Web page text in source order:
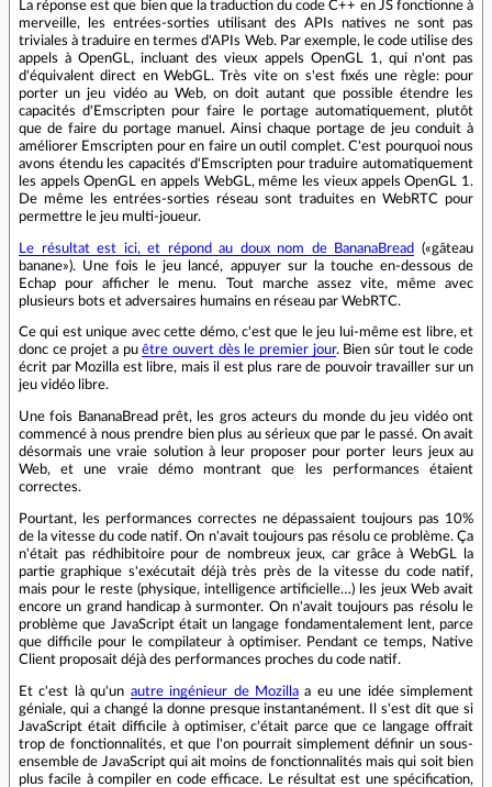
La réponse est que bien que la traduction du code C++ en JS fonctionne à
merveille, les entrées-sorties utilisant des APIs natives ne sont pas
triviales à traduire en termes d'APIs Web. Par exemple, le code utilise des
appels à OpenGL, incluant des vieux appels OpenGL 1, qui n'ont pas
d'équivalent direct en WebGL. Très vite on s'est fixés une règle: pour
porter un jeu vidéo au Web, on doit autant que possible étendre les
capacités d'Emscripten pour faire le portage automatiquement, plutôt
que de faire du portage manuel. Ainsi chaque portage de jeu conduit à
améliorer Emscripten pour en faire un outil complet. C'est pourquoi nous
avons étendu les capacités d'Emscripten pour traduire automatiquement
les appels OpenGL en appels WebGL, même les vieux appels OpenGL 1.
De même les entrées-sorties réseau sont traduites en WebRTC pour
permettre le jeu multi-joueur.
Le résultat est ici, et répond au doux nom de BananaBread
(«gâteau
banane»). Une fois le jeu lancé, appuyer sur la touche en-dessous de
Echap pour afficher le menu. Tout marche assez vite, même avec
plusieurs bots et adversaires humains en réseau par WebRTC.
Ce qui est unique avec cette démo, c'est que le jeu lui-même est libre, et
donc ce projet a puêtre ouvert dès le premier jour. Bien sûr tout le code
écrit par Mozilla est libre, mais il est plus rare de pouvoir travailler sur un
jeu vidéo libre.
Une fois BananaBread prêt, les gros acteurs du monde du jeu vidéo ont
commencé à nous prendre bien plus au sérieux que par le passé. On avait
désormais une vraie solution à leur proposer pour porter leurs jeux au
Web, et une vraie démo montrant que les performances étaient
correctes.
Pourtant, les performances correctes ne dépassaient toujours pas 10%
de la vitesse du code natif. On n'avait toujours pas résolu ce problème. Ça
n'était pas rédhibitoire pour de nombreux jeux, car grâce à WebGL la
partie graphique s'exécutait déjà très près de la vitesse du code natif,
mais pour le reste (physique, intelligence artificielle…) les jeux Web avait
encore un grand handicap à surmonter. On n'avait toujours pas résolu le
problème que JavaScript était un langage fondamentalement lent, parce
que difficile pour le compilateur à optimiser. Pendant ce temps, Native
Client proposait déjà des performances proches du code natif.
Et c'est là qu'un autre ingénieur de Mozillaa eu une idée simplement
géniale, qui a changé la donne presque instantanément. Il s'est dit que si
JavaScript était difficile à optimiser, c'était parce que ce langage offrait
trop de fonctionnalités, et que l'on pourrait simplement définir un sous-
ensemble de JavaScript qui ait moins de fonctionnalités mais qui soit bien
plus facile à compiler en code efficace. Le résultat est une spécification,